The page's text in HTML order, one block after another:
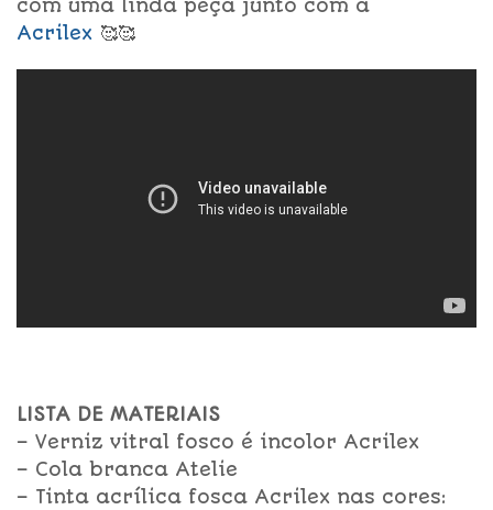
com uma linda peça junto com a
Acrilex 🥰🥰
LISTA DE MATERIAIS
– Verniz vitral fosco é incolor Acrilex
– Cola branca Atelie
– Tinta acrílica fosca Acrilex nas cores: